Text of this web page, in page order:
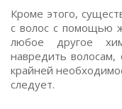
Кроме этого,
с волос с помощью
любое другое
навредить
крайней
следует.